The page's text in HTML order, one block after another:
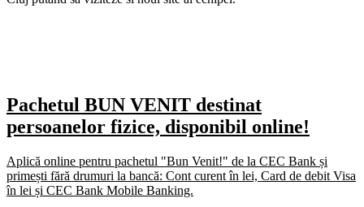
Pachetul BUN VENIT destinat
persoanelor fizice, disponibil online!
Aplică online pentru pachetul "Bun Venit!" de la CEC Bank și
primești fără drumuri la bancă: Cont curent în lei, Card de debit Visa
în lei și CEC Bank Mobile Banking.​